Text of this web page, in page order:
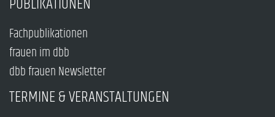
Fachpublikationen
frauen im dbb
dbb frauen Newsletter
TERMINE & VERANSTALTUNGEN